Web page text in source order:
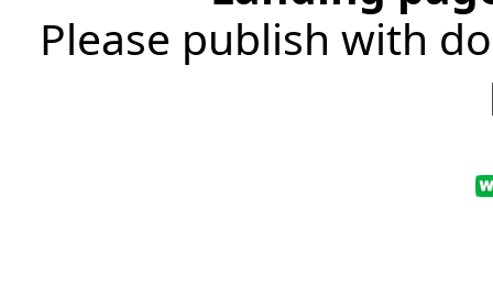
Please publish with